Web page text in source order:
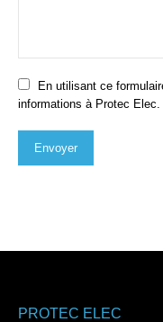
En utilisant ce
informations à Protec Elec.
Envoyer
PROTEC ELEC